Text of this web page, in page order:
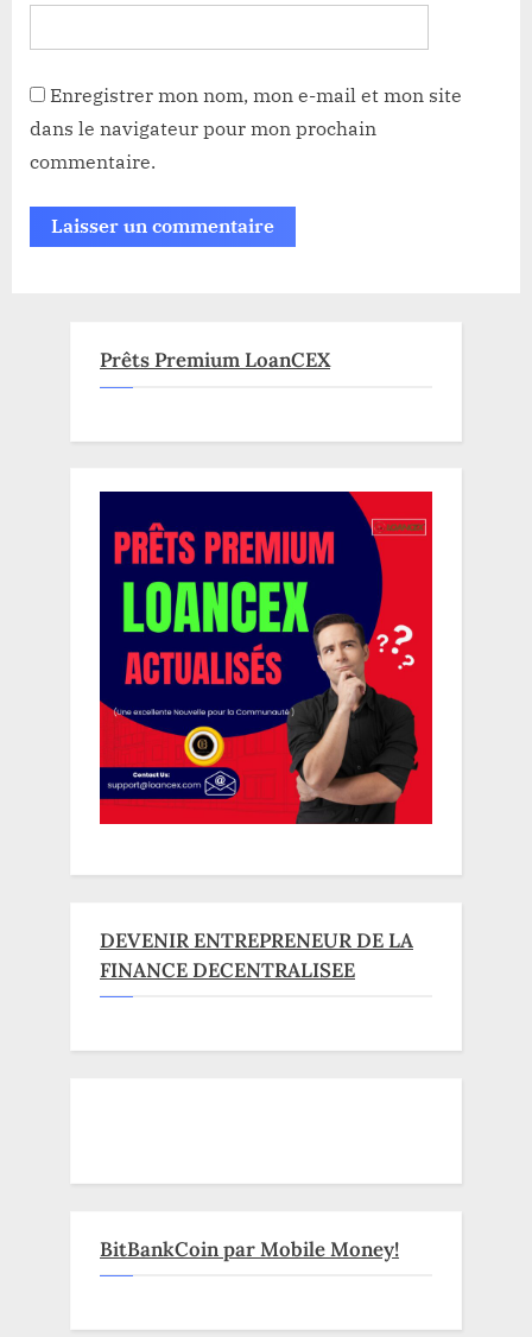
Enregistrer mon nom, mon e-mail et mon site
dans le navigateur pour mon prochain
commentaire.
Prêts Premium LoanCEX
DEVENIR ENTREPRENEUR DE LA
FINANCE DECENTRALISEE
BitBankCoin par Mobile Money!